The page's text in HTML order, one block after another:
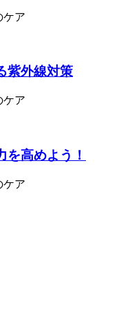
ケア
紫外線対策
ケア
を高めよう！
ケア